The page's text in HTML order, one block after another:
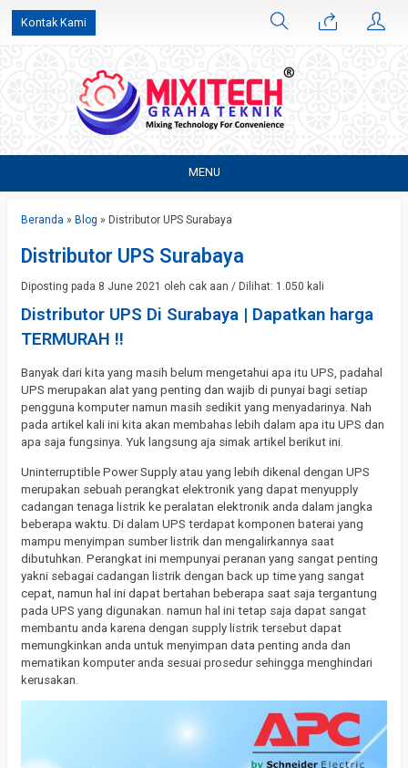
Kontak Kami
MENU
Beranda » Blog » Distributor UPS Surabaya
Distributor UPS Surabaya
Diposting pada 8 June 2021 oleh cak aan / Dilihat: 1.050 kali
Distributor UPS Di Surabaya | Dapatkan harga
TERMURAH !!
Banyak dari kita yang masih belum mengetahui apa itu UPS, padahal
UPS merupakan alat yang penting dan wajib di punyai bagi setiap
pengguna komputer namun masih sedikit yang menyadarinya. Nah
pada artikel kali ini kita akan membahas lebih dalam apa itu UPS dan
apa saja fungsinya. Yuk langsung aja simak artikel berikut ini.
Uninterruptible Power Supply atau yang lebih dikenal dengan UPS
merupakan sebuah perangkat elektronik yang dapat menyupply
cadangan tenaga listrik ke peralatan elektronik anda dalam jangka
beberapa waktu. Di dalam UPS terdapat komponen baterai yang
mampu menyimpan sumber listrik dan mengalirkannya saat
dibutuhkan. Perangkat ini mempunyai peranan yang sangat penting
yakni sebagai cadangan listrik dengan back up time yang sangat
cepat, namun hal ini dapat bertahan beberapa saat saja tergantung
pada UPS yang digunakan. namun hal ini tetap saja dapat sangat
membantu anda karena dengan supply listrik tersebut dapat
memungkinkan anda untuk menyimpan data penting anda dan
mematikan komputer anda sesuai prosedur sehingga menghindari
kerusakan.